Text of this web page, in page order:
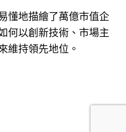
懂地描繪了萬億市值企
何以創新技術、市場主
維持領先地位。